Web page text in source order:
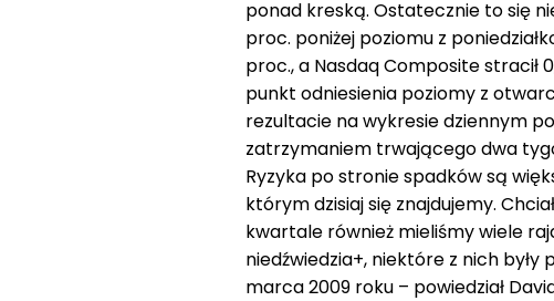
ponad kreską. Ostatecznie to się
proc. poniżej poziomu z
proc., a Nasdaq Composite stracił
punkt odniesienia poziomy z
rezultacie na wykresie dziennym
zatrzymaniem trwającego dwa
Ryzyka po stronie spadków są
którym dzisiaj się znajdujemy.
kwartale również mieliśmy wiele
niedźwiedzia+, niektóre z nich były
marca 2009 roku – powiedział